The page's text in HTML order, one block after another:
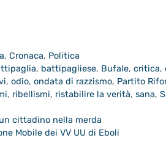
,Cronaca, Politica
, battipagliese, Bufale,critica,
, odio, ondata di razzismo, Partito
, ribellismi, ristabilire la verità, sana,
cittadino nella merda
Mobile dei VV UU di Eboli